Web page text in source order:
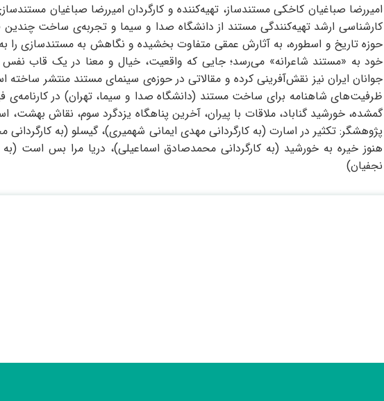
امیررضا صباغیان کاخکی مستندساز، تهیه‌کننده و کارگردان امیررضا صباغیان
کارشناسی ارشد تهیه‌کنندگی مستند از دانشگاه صدا و سیما و تجربه‌ی ساخت
حوزه تاریخ و اسطوره، به آثارش عمقی متفاوت بخشیده و نگاهش به مستندسازی را
خود به «مستند شاعرانه» می‌رسد؛ جایی که واقعیت، خیال و معنا در یک قاب
جوانان ایران نیز نقش‌آفرینی کرده و مقالاتی در حوزه‌ی سینمای مستند منتشر
ظرفیت‌های شاهنامه برای ساخت مستند (دانشگاه صدا و سیما، تهران) در کارنامه‌ی
گمشده، خورشید گناباد، ملاقات با پیران، آخرین پناهگاه یزدگرد سوم، نقاش بهشت،
پژوهشگر: تکثیر در اسارت (به کارگردانی مهدی ایمانی شهمیری)، گیسلو (به
هنوز خیره به خورشید (به کارگردانی محمدصادق اسماعیلی)، دریا مرا بس است (به
نجفیان)